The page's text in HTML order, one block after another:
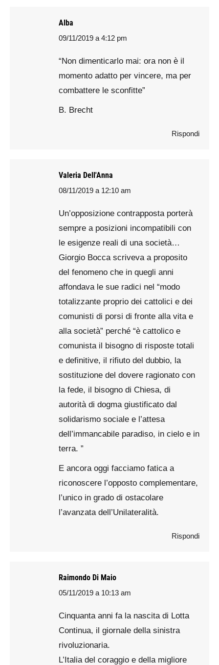
Alba
says:
09/11/2019 a 4:12 pm
“Non dimenticarlo mai: ora non è il
momento adatto per vincere, ma per
combattere le sconfitte”
B. Brecht
Rispondi
Valeria Dell'Anna
says:
08/11/2019 a 12:10 am
Un’opposizione contrapposta porterà
sempre a posizioni incompatibili con
le esigenze reali di una società…
Giorgio Bocca scriveva a proposito
del fenomeno che in quegli anni
affondava le sue radici nel “modo
totalizzante proprio dei cattolici e dei
comunisti di porsi di fronte alla vita e
alla società” perché “è cattolico e
comunista il bisogno di risposte totali
e definitive, il rifiuto del dubbio, la
sostituzione del dovere ragionato con
la fede, il bisogno di Chiesa, di
autorità di dogma giustificato dal
solidarismo sociale e l’attesa
dell’immancabile paradiso, in cielo e in
terra. ”
E ancora oggi facciamo fatica a
riconoscere l’opposto complementare,
l’unico in grado di ostacolare
l’avanzata dell’Unilateralità.
Rispondi
Raimondo Di Maio
says:
05/11/2019 a 10:13 am
Cinquanta anni fa la nascita di Lotta
Continua, il giornale della sinistra
rivoluzionaria.
L’Italia del coraggio e della migliore